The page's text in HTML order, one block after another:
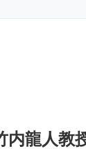
内龍人教